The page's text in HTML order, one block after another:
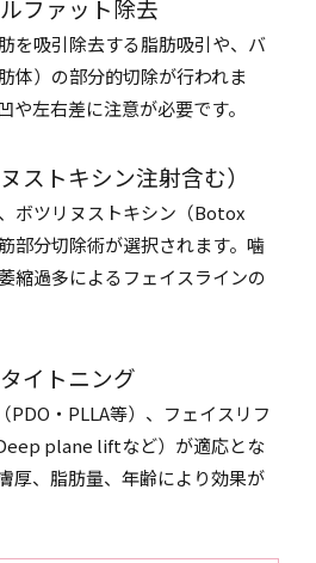
ファット除去
を吸引除去する脂肪吸引や、バ
体）の部分的切除が行われま
や左右差に注意が必要です。
ストキシン注射含む）
ボツリヌストキシン（Botox
部分切除術が選択されます。噛
縮過多によるフェイスラインの
イトニング
PDO・PLLA等）、フェイスリフ
plane liftなど）が適応とな
厚、脂肪量、年齢により効果が